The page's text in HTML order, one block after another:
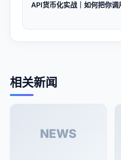
API货币化实战｜如何把你
相关新闻
NEWS